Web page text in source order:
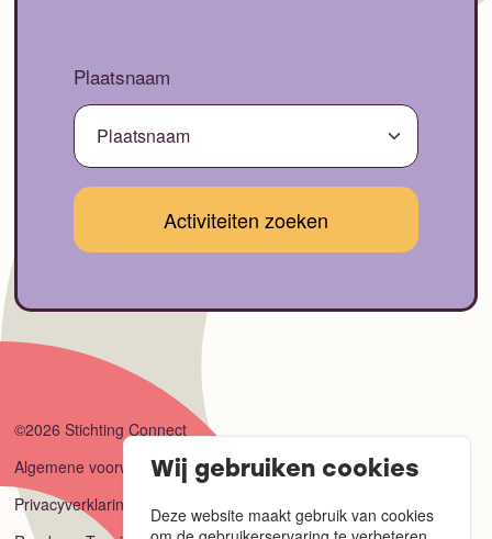
Plaatsnaam
©2026 Stichting Connect
Algemene voorwaarden
Privacyverklaring
Wij gebruiken cookies
Deze website maakt gebruik van cookies